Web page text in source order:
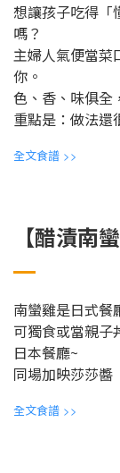
想讓孩子吃得「
嗎？
主婦人氣便當菜
你。
色、香、味俱全
重點是：做法還
全文食譜 >>
【醋漬南
南蠻雞是日式餐
可獨食或當親子
日本餐廳~
同場加映莎莎醬
全文食譜 >>